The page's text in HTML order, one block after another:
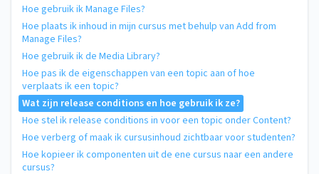
Hoe gebruik ik Manage Files?
Hoe plaats ik inhoud in mijn cursus met behulp van Add from
Manage Files?
Hoe gebruik ik de Media Library?
Hoe pas ik de eigenschappen van een topic aan of hoe
verplaats ik een topic?
Wat zijn release conditions en hoe gebruik ik ze?
Hoe stel ik release conditions in voor een topic onder Content?
Hoe verberg of maak ik cursusinhoud zichtbaar voor studenten?
Hoe kopieer ik componenten uit de ene cursus naar een andere
cursus?